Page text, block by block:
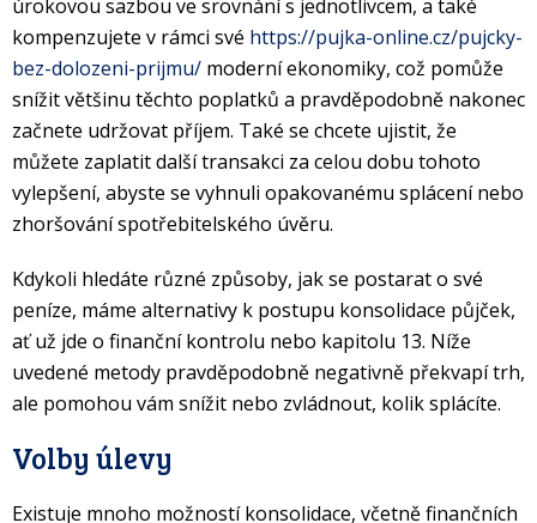
úrokovou sazbou ve srovnání s jednotlivcem, a také
kompenzujete v rámci své https://pujka-online.cz/pujcky-
bez-dolozeni-prijmu/ moderní ekonomiky, což pomůže
snížit většinu těchto poplatků a pravděpodobně nakonec
začnete udržovat příjem. Také se chcete ujistit, že
můžete zaplatit další transakci za celou dobu tohoto
vylepšení, abyste se vyhnuli opakovanému splácení nebo
zhoršování spotřebitelského úvěru.
Kdykoli hledáte různé způsoby, jak se postarat o své
peníze, máme alternativy k postupu konsolidace půjček,
ať už jde o finanční kontrolu nebo kapitolu 13. Níže
uvedené metody pravděpodobně negativně překvapí trh,
ale pomohou vám snížit nebo zvládnout, kolik splácíte.
Volby úlevy
Existuje mnoho možností konsolidace, včetně finančních